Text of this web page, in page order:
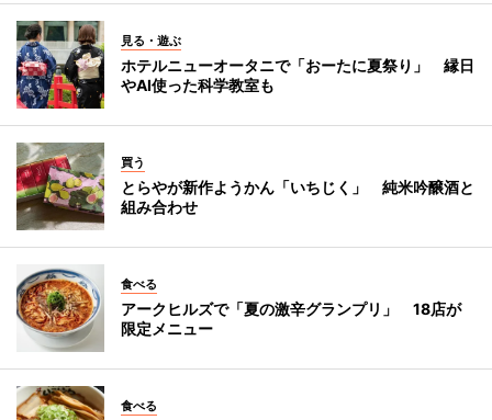
見る・遊ぶ
ホテルニューオータニで「おーたに夏祭り」 縁日
やAI使った科学教室も
買う
とらやが新作ようかん「いちじく」 純米吟醸酒と
組み合わせ
食べる
アークヒルズで「夏の激辛グランプリ」 18店が
限定メニュー
食べる